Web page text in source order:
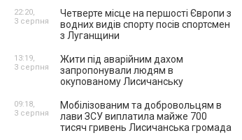
Четверте місце на першості Європи з
водних видів спорту посів спортсмен
з Луганщини
22:20,
3 серпня
Жити під аварійним дахом
запропонували людям в
окупованому Лисичанську
13:19,
3 серпня
Мобілізованим та добровольцям в
лави ЗСУ виплатила майже 700
тисяч гривень Лисичанська громада
09:18,
3 серпня